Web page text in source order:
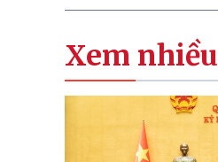
Xem nhiều